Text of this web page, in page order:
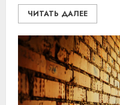
ЧИТАТЬ ДАЛЕЕ